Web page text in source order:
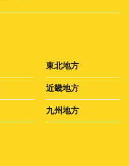
東北地方
近畿地方
九州地方